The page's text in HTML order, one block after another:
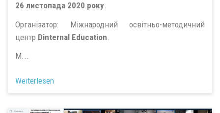
26 листопада 2020 року.
Організатор: Міжнародний освітньо-методичний
центр Dinternal Education
М...
Weiterlesen